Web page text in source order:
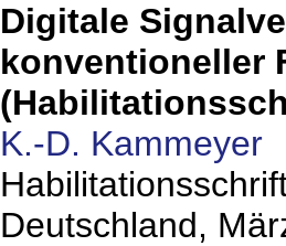
Digitale
konventioneller
K.-D. Kammeyer
Deutschland,